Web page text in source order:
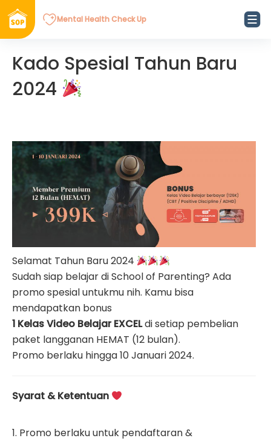
Mental Health Check Up
Kado Spesial Tahun Baru
2024
Selamat Tahun Baru 2024
Sudah siap belajar di School of Parenting? Ada
promo spesial untukmu nih. Kamu bisa
mendapatkan bonus
1 Kelas Video Belajar EXCELdi setiap pembelian
paket langganan HEMAT (12 bulan).
Promo berlaku hingga 10 Januari 2024.
Syarat & Ketentuan
1. Promo berlaku untuk pendaftaran &